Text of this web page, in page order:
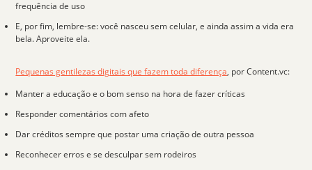
frequência de uso
E, por fim, lembre-se: você nasceu sem celular, e ainda assim a vida era
bela.Aproveite ela.
Pequenas gentilezas digitais que fazem toda diferença , porContent.vc:
Manter a educação e o bom senso na hora de fazer críticas
Responder comentários com afeto
Dar créditos sempre que postar uma criação de outra pessoa
Reconhecer erros e se desculpar sem rodeiros